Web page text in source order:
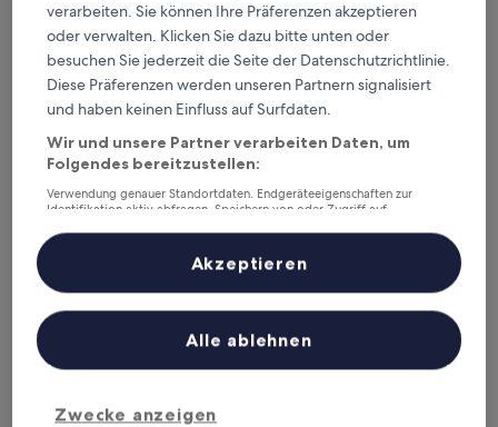
Swissotel The Bosphorus Istanbul
Swissotel The Bosphorus Istanbul
5.0-
Sterne-
Unterkunft
Beşiktaş, 13,2 km von Imam Hatip Lisesi Station entfernt
9.4
von
10,
Außergewöhnlich,
(1.319
Bewertungen)
9,4/10 Außergewöhnlich (1.319 Bewertungen)
Der
beträgt
309 €
30. Aug.–31. Aug.
Selectum City Atasehir
verarbeiten. Sie können Ihre Präferenzen akzeptieren
oder verwalten. Klicken Sie dazu bitte unten oder
besuchen Sie jederzeit die Seite der Datenschutzrichtlinie.
Diese Präferenzen werden unseren Partnern signalisiert
und haben keinen Einfluss auf Surfdaten.
Wir und unsere Partner verarbeiten Daten, um
Folgendes bereitzustellen:
Verwendung genauer Standortdaten. Endgeräteeigenschaften zur
Identifikation aktiv abfragen. Speichern von oder Zugriff auf
Inhalte, Messung von Werbeleistung und der Performance von Inhalten,
Zielgruppenforschung sowie Entwicklung und Verbesserung von
Liste der Partner (Lieferanten)
Zwecke anzeigen
Alle ablehnen
Akzeptieren